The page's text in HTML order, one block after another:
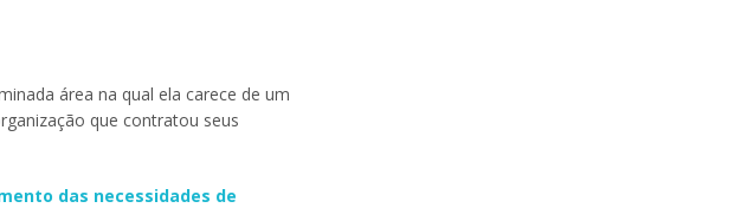
área na qual ela carece de um
que contratou seus
das necessidades de